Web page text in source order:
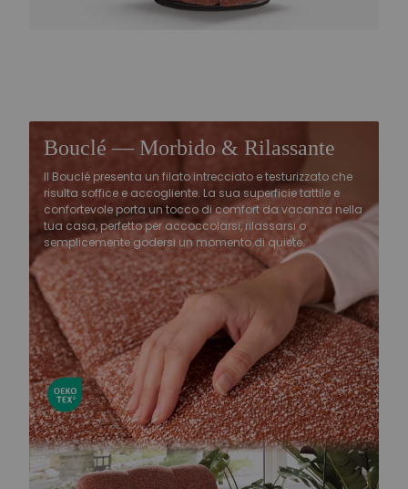
Bouclé — Morbido & Rilassante
Il Bouclé presenta un filato intrecciato e testurizzato che
risulta soffice e accogliente. La sua superficie tattile e
confortevole porta un tocco di comfort da vacanza nella
tua casa, perfetto per accoccolarsi, rilassarsi o
semplicemente godersi un momento di quiete.